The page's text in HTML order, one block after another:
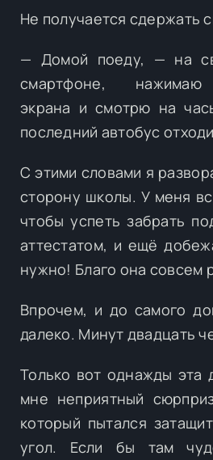
Не получается сдержать
— Домой поеду, — на
смартфоне, нажимаю
экрана и смотрю на
последний автобус
С этими словами я
сторону школы. У меня
чтобы успеть забрать
аттестатом, и ещё
нужно! Благо она совсем
Впрочем, и до самого
далеко. Минут двадцать
Только вот однажды эта
мне неприятный
который пытался
угол. Если бы там